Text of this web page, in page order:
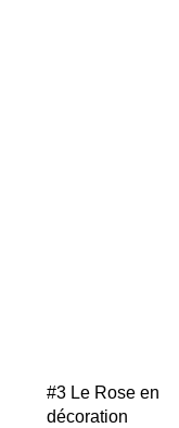
#3 Le Rose en
décoration